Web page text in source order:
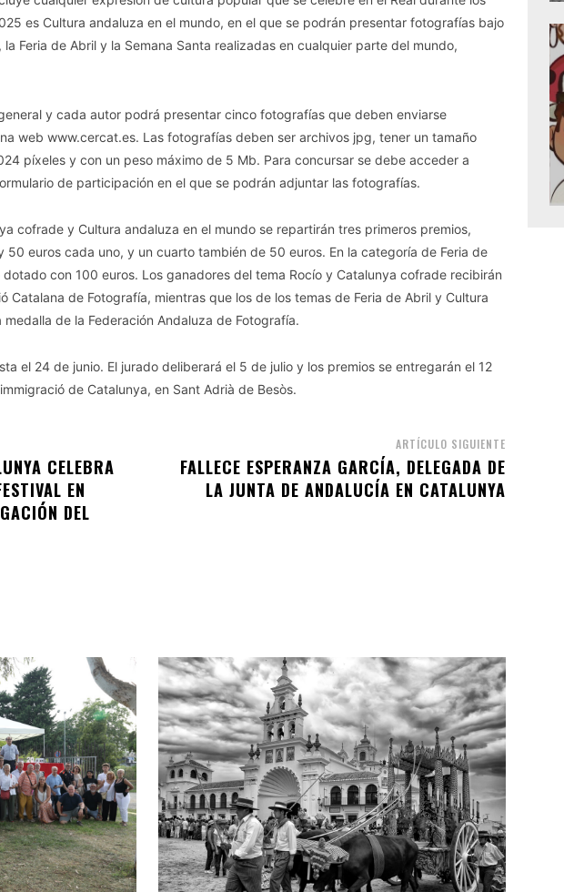
es Cultura andaluza en el mundo, en el que se podrán presentar fotografías bajo
Feria de Abril y la Semana Santa realizadas en cualquier parte del mundo,
y cada autor podrá presentar cinco fotografías que deben enviarse
web www.cercat.es. Las fotografías deben ser archivos jpg, tener un tamaño
píxeles y con un peso máximo de 5 Mb. Para concursar se debe acceder a
de participación en el que se podrán adjuntar las fotografías.
cofrade y Cultura andaluza en el mundo se repartirán tres primeros premios,
50 euros cada uno, y un cuarto también de 50 euros. En la categoría de Feria de
con 100 euros. Los ganadores del tema Rocío y Catalunya cofrade recibirán
Catalana de Fotografía, mientras que los de los temas de Feria de Abril y Cultura
de la Federación Andaluza de Fotografía.
el 24 de junio. El jurado deliberará el 5 de julio y los premios se entregarán el 12
de Catalunya, en Sant Adrià de Besòs.
CELEBRA
EN
DEL
ARTÍCULO SIGUIENTE
FALLECE ESPERANZA GARCÍA, DELEGADA DE
LA JUNTA DE ANDALUCÍA EN CATALUNYA